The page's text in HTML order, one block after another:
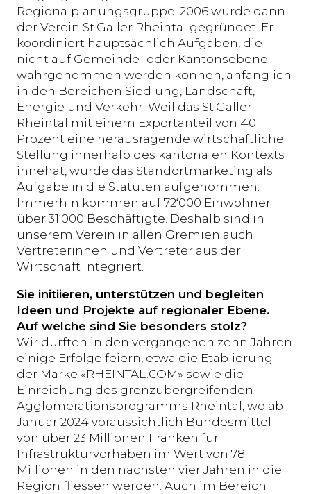
Regionalplanungsgruppe. 2006 wurde dann
der Verein St.Galler Rheintal gegründet. Er
koordiniert hauptsächlich Aufgaben, die
nicht auf Gemeinde- oder Kantonsebene
wahrgenommen werden können, anfänglich
in den Bereichen Siedlung, Landschaft,
Energie und Verkehr. Weil das St.Galler
Rheintal mit einem Exportanteil von 40
Prozent eine herausragende wirtschaftliche
Stellung innerhalb des kantonalen Kontexts
innehat, wurde das Standortmarketing als
Aufgabe in die Statuten aufgenommen.
Immerhin kommen auf 72‘000 Einwohner
über 31‘000 Beschäftigte. Deshalb sind in
unserem Verein in allen Gremien auch
Vertreterinnen und Vertreter aus der
Wirtschaft integriert.
Sie initiieren, unterstützen und begleiten
Ideen und Projekte auf regionaler Ebene.
Auf welche sind Sie besonders stolz?
Wir durften in den vergangenen zehn Jahren
einige Erfolge feiern, etwa die Etablierung
der Marke «RHEINTAL.COM» sowie die
Einreichung des grenzübergreifenden
Agglomerationsprogramms Rheintal, wo ab
Januar 2024 voraussichtlich Bundesmittel
von über 23 Millionen Franken für
Infrastrukturvorhaben im Wert von 78
Millionen in den nächsten vier Jahren in die
Region fliessen werden. Auch im Bereich